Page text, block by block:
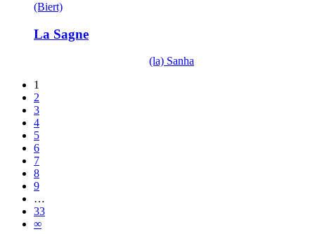
(Biert)
La Sagne
(la) Sanha
1
2
3
4
5
6
7
8
9
…
33
∞